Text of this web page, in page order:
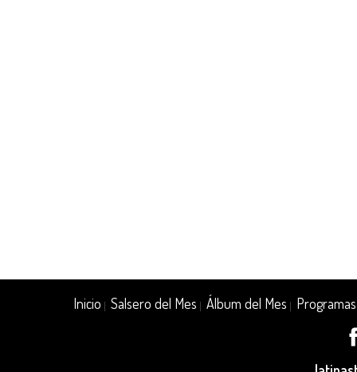
Inicio |Salsero del Mes |Álbum del Mes Programas